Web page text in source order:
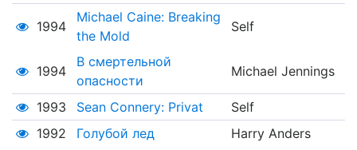
1994
Michael Caine: Breaking
the Mold
Self
1994
В смертельной
опасности
Michael Jennings
1993 Sean Connery: Privat
Self
1992
Голубой лед
Harry Anders